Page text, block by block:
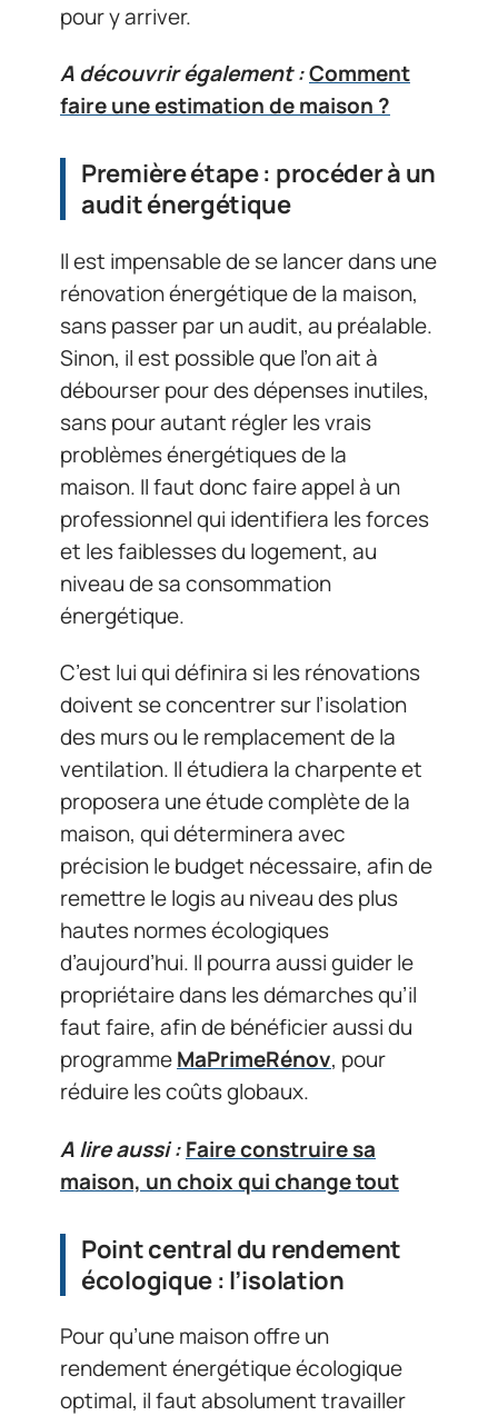
pour y arriver.
A découvrir également :Comment
faire une estimation de maison ?
Première étape : procéder à un
audit énergétique
Il est impensable de se lancer dans une
rénovation énergétique de la maison,
sans passer par un audit, au préalable.
Sinon, il est possible que l’on ait à
débourser pour des dépenses inutiles,
sans pour autant régler les vrais
problèmes énergétiques de la
maison. Il faut donc faire appel à un
professionnel qui identifiera les forces
et les faiblesses du logement, au
niveau de sa consommation
énergétique.
C’est lui qui définira si les rénovations
doivent se concentrer sur l’isolation
des murs ou le remplacement de la
ventilation. Il étudiera la charpente et
proposera une étude complète de la
maison, qui déterminera avec
précision le budget nécessaire, afin de
remettre le logis au niveau des plus
hautes normes écologiques
d’aujourd’hui. Il pourra aussi guider le
propriétaire dans les démarches qu’il
faut faire, afin de bénéficier aussi du
programmeMaPrimeRénov, pour
réduire les coûts globaux.
A lire aussi :Faire construire sa
maison, un choix qui change tout
Point central du rendement
écologique : l’isolation
Pour qu’une maison offre un
rendement énergétique écologique
optimal, il faut absolument travailler